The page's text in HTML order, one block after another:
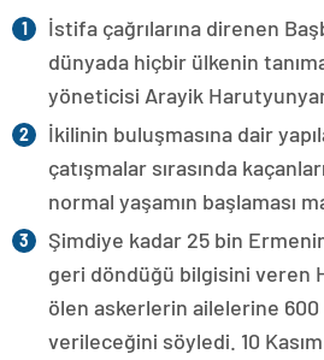
İstifa çağrılarına direnen
dünyada hiçbir ülkenin
yöneticisi Arayik
İkilinin buluşmasına dair
çatışmalar sırasında
normal yaşamın başlaması
Şimdiye kadar 25 bin
geri döndüğü bilgisini veren
ölen askerlerin ailelerine 600
verileceğini söyledi. 10